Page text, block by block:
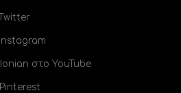
Ionian στο YouTube